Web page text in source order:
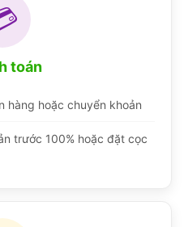
toán
hàng hoặc chuyển khoản
trước 100% hoặc đặt cọc